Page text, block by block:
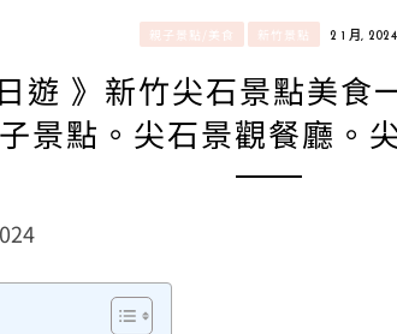
親子景點/美食 新竹景點 2 1 月, 2024
遊 》新竹尖石景點美食
景點。尖石景觀餐廳。